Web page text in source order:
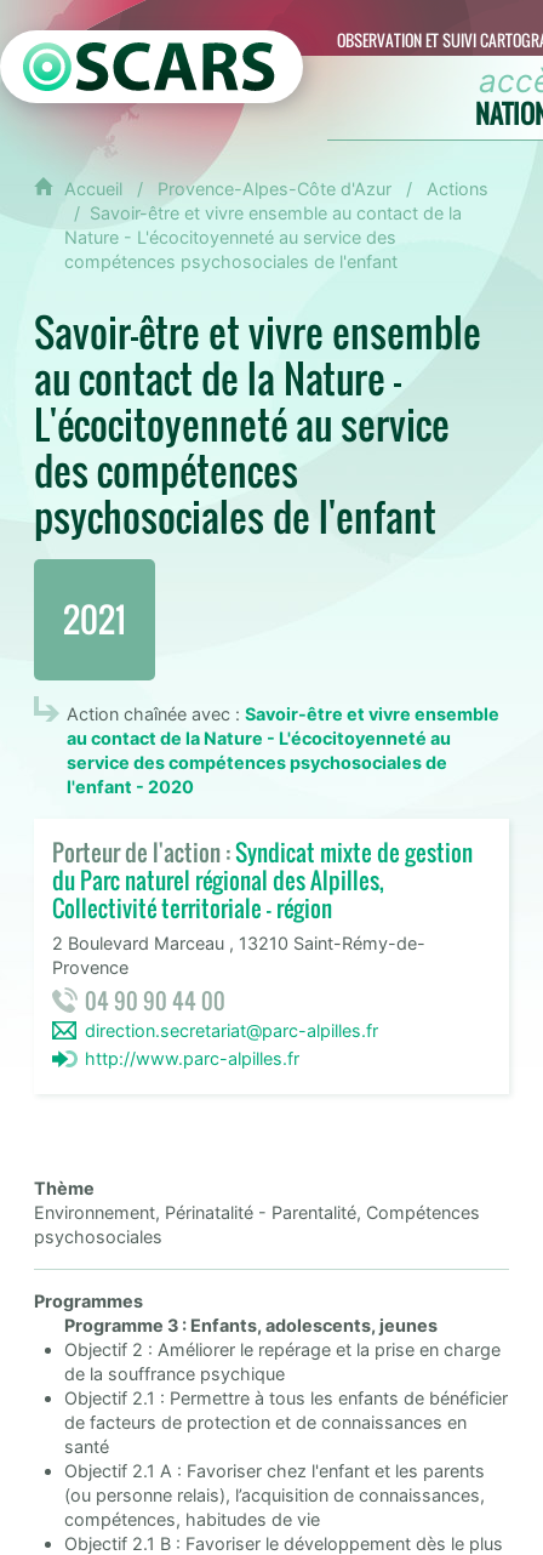
OBSERVATION ET SUIVI
Accueil Provence-Alpes-Côte d'Azur
Actions
Savoir-être et vivre ensemble au contact de la
Nature - L'écocitoyenneté au service des
compétences psychosociales de l'enfant
Savoir-être et vivre ensemble
au contact de la Nature -
L'écocitoyenneté au service
des compétences
psychosociales de l'enfant
2021
Action chaînée avec : Savoir-être et vivre ensemble
au contact de la Nature - L'écocitoyenneté au
service des compétences psychosociales de
l'enfant - 2020
Porteur de l'action :Syndicat mixte de gestion
du Parc naturel régional des Alpilles,
Collectivité territoriale - région
2 Boulevard Marceau , 13210 Saint-Rémy-de-
Provence
04 90 90 44 00
direction.secretariat@parc-alpilles.fr
http://www.parc-alpilles.fr
Thème
Environnement, Périnatalité - Parentalité, Compétences
psychosociales
Programmes
Programme 3 : Enfants, adolescents, jeunes
Objectif 2 : Améliorer le repérage et la prise en charge
de la souffrance psychique
Objectif 2.1 : Permettre à tous les enfants de bénéficier
de facteurs de protection et de connaissances en
santé
Objectif 2.1 A : Favoriser chez l'enfant et les parents
(ou personne relais), l’acquisition de connaissances,
compétences, habitudes de vie
Objectif 2.1 B : Favoriser le développement dès le plus